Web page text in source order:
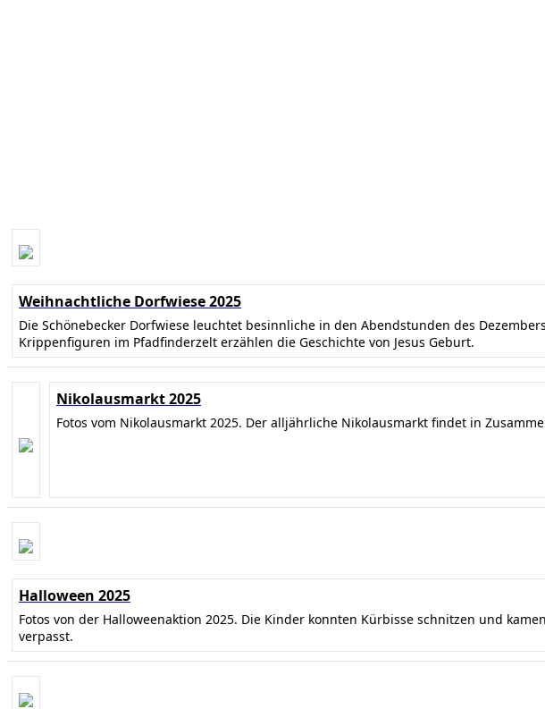
Weihnachtliche Dorfwiese 2025
Die Schönebecker Dorfwiese leuchtet besinnliche in den Abendstunden des
Krippenfiguren im Pfadfinderzelt erzählen die Geschichte von Jesus Geburt.
Nikolausmarkt 2025
Fotos vom Nikolausmarkt 2025. Der alljährliche Nikolausmarkt findet in
Halloween 2025
Fotos von der Halloweenaktion 2025. Die Kinder konnten Kürbisse schnitzen und
verpasst.